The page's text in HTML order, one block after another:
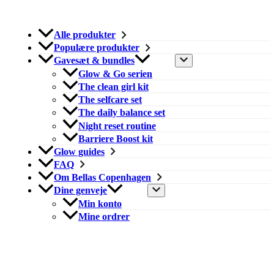
Alle produkter
Populære produkter
Gavesæt & bundles
Glow & Go serien
The clean girl kit
The selfcare set
The daily balance set
Night reset routine
Barriere Boost kit
Glow guides
FAQ
Om Bellas Copenhagen
Dine genveje
Min konto
Mine ordrer